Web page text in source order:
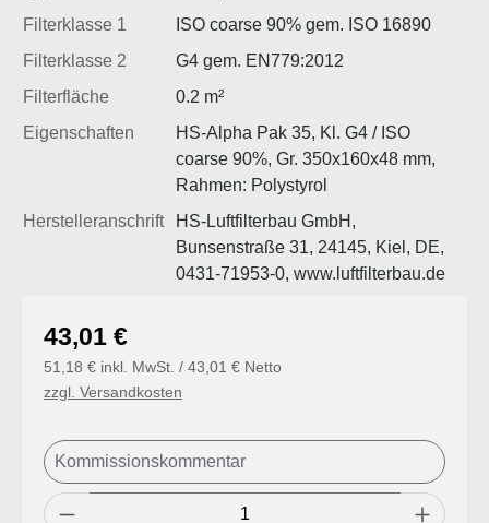
Filterklasse 1
ISO coarse 90% gem. ISO 16890
Filterklasse 2
G4 gem. EN779:2012
Filterfläche
0.2 m²
Eigenschaften
HS-Alpha Pak 35, Kl. G4 / ISO
coarse 90%, Gr. 350x160x48 mm,
Rahmen: Polystyrol
Herstelleranschrift
HS-Luftfilterbau GmbH,
Bunsenstraße 31, 24145, Kiel, DE,
0431-71953-0, www.luftfilterbau.de
Regulärer Preis:
43,01 €
51,18 € inkl. MwSt. / 43,01 € Netto
zzgl. Versandkosten
Produkt Anzahl: Gib den gewünschten